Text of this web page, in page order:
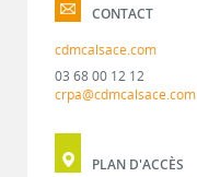
CONTACT
cdmcalsace.com
03 68 00 12 12
crpa@cdmcalsace.com
PLAN D'ACCÈS